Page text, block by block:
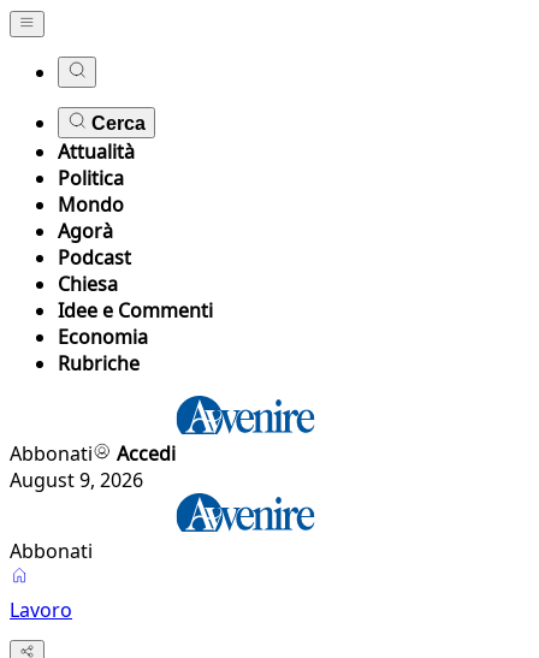
Cerca
Attualità
Politica
Mondo
Agorà
Podcast
Chiesa
Idee e Commenti
Economia
Rubriche
Abbonati
Accedi
August 9, 2026
Abbonati
Lavoro